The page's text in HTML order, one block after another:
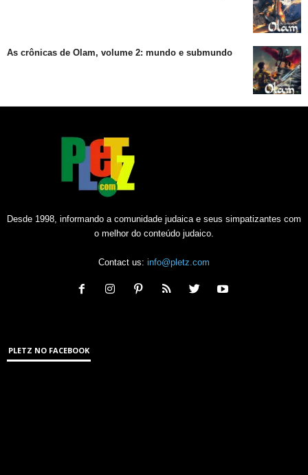
As crônicas de Olam, volume 2: mundo e submundo
Desde 1998, informando a comunidade judaica e seus simpatizantes com
o melhor do conteúdo judaico.
Contact us: info@pletz.com
PLETZ NO FACEBOOK